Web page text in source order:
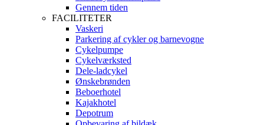
Gennem tiden
FACILITETER
Vaskeri
Parkering af cykler og barnevogne
Cykelpumpe
Cykelværksted
Dele-ladcykel
Ønskebrønden
Beboerhotel
Kajakhotel
Depotrum